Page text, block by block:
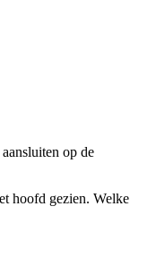
op de
hoofd gezien. Welke